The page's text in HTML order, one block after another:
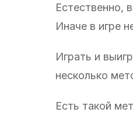
Естественно,
Иначе в игре
Играть и
несколько
Есть такой